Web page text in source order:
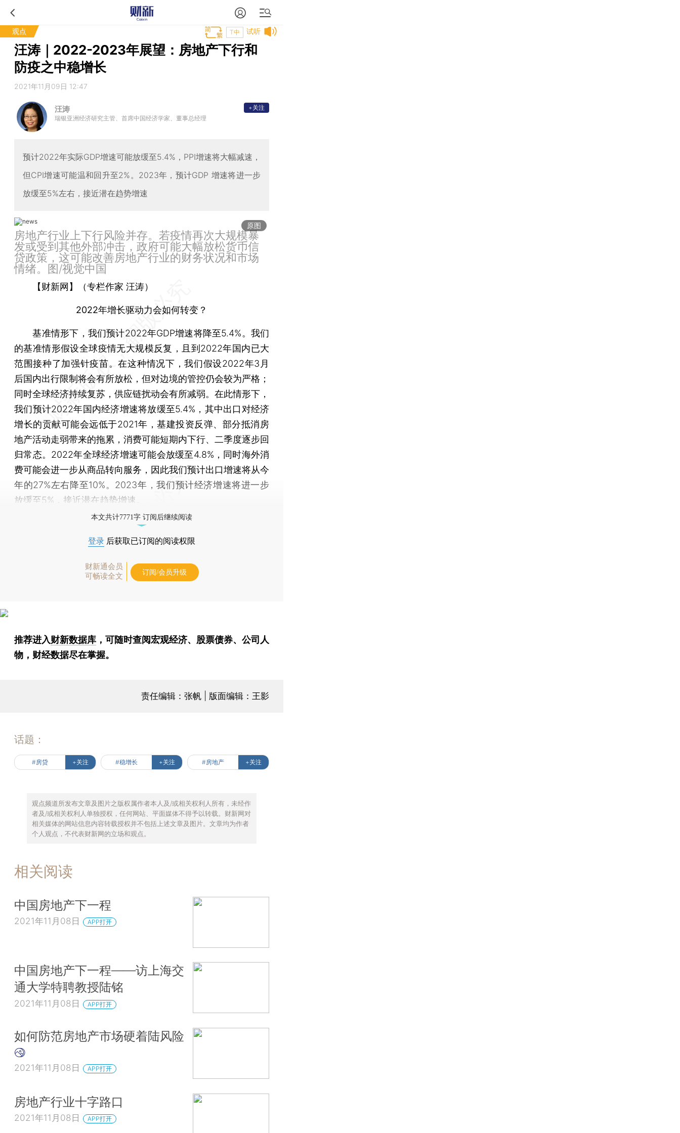
观点 试听
T中
汪涛｜2022-2023年展望：房地产下行和
防疫之中稳增长
2021年11月09日 12:47
汪涛
瑞银亚洲经济研究主管、首席中国经济学家、董事总经理
+关注
预计2022年实际GDP增速可能放缓至5.4%，PPI增速将大幅减速，
但CPI增速可能温和回升至2%。2023年，预计GDP 增速将进一步
放缓至5%左右，接近潜在趋势增速
原图
房地产行业上下行风险并存。若疫情再次大规模暴
发或受到其他外部冲击，政府可能大幅放松货币信
贷政策，这可能改善房地产行业的财务状况和市场
情绪。图/视觉中国
【财新网】（专栏作家 汪涛）
2022年增长驱动力会如何转变？
基准情形下，我们预计2022年GDP增速将降至5.4%。我们
的基准情形假设全球疫情无大规模反复，且到2022年国内已大
范围接种了加强针疫苗。在这种情况下，我们假设2022年3月
后国内出行限制将会有所放松，但对边境的管控仍会较为严格；
同时全球经济持续复苏，供应链扰动会有所减弱。在此情形下，
我们预计2022年国内经济增速将放缓至5.4%，其中出口对经济
增长的贡献可能会远低于2021年，基建投资反弹、部分抵消房
地产活动走弱带来的拖累，消费可能短期内下行、二季度逐步回
归常态。2022年全球经济增速可能会放缓至4.8%，同时海外消
费可能会进一步从商品转向服务，因此我们预计出口增速将从今
年的27%左右降至10%。2023年，我们预计经济增速将进一步
放缓至5%，接近潜在趋势增速。
本文共计7771字 订阅后继续阅读
登录 后获取已订阅的阅读权限
财新通会员
可畅读全文
订阅/会员升级
推荐进入财新数据库 ，可随时查阅宏观经济、股票债券、公司人
物，财经数据尽在掌握。
责任编辑：张帆 | 版面编辑：王影
话题：
#房贷 +关注 #稳增长 +关注 #房地产 +关注
观点频道所发布文章及图片之版权属作者本人及/或相关权利人所有，未经作
者及/或相关权利人单独授权，任何网站、平面媒体不得予以转载。财新网对
相关媒体的网站信息内容转载授权并不包括上述文章及图片。文章均为作者
个人观点，不代表财新网的立场和观点。
相关阅读
中国房地产下一程
2021年11月08日 APP打开
中国房地产下一程——访上海交
通大学特聘教授陆铭
2021年11月08日 APP打开
如何防范房地产市场硬着陆风险
2021年11月08日 APP打开
房地产行业十字路口
2021年11月08日 APP打开